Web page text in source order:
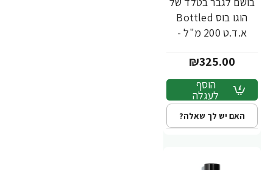
הוגו בוס Bottled
א.ד.ט 200 מ"ל -
₪325.00
הוסף
לעגלה
האם יש לך שאלה?